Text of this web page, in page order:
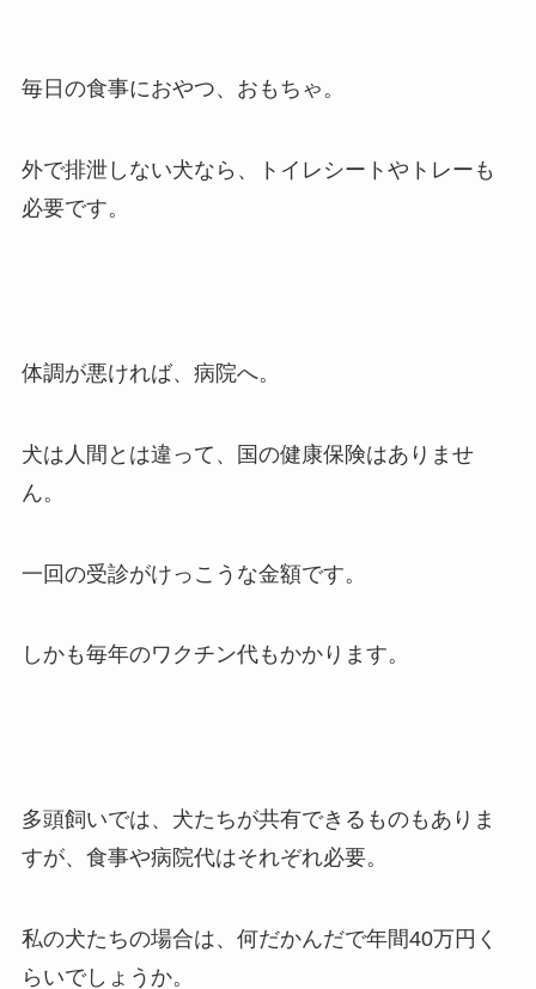
毎日の食事におやつ、おもちゃ。
外で排泄しない犬なら、トイレシートやトレーも
必要です。
体調が悪ければ、病院へ。
犬は人間とは違って、国の健康保険はありませ
ん。
一回の受診がけっこうな金額です。
しかも毎年のワクチン代もかかります。
多頭飼いでは、犬たちが共有できるものもありま
すが、食事や病院代はそれぞれ必要。
私の犬たちの場合は、何だかんだで年間40万円く
らいでしょうか。